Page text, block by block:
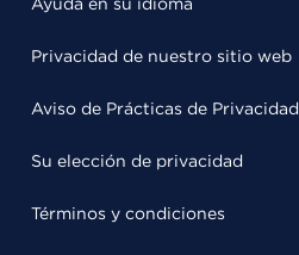
Privacidad de nuestro sitio web
Aviso de Prácticas de Privacidad
Su elección de privacidad
Términos y condiciones